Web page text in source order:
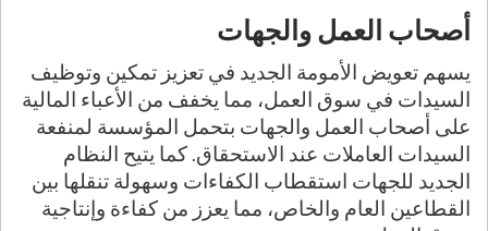
أصحاب العمل والجهات
يسهم تعويض الأمومة الجديد في تعزيز تمكين وتوظيف
السيدات في سوق العمل، مما يخفف من الأعباء المالية
على أصحاب العمل والجهات بتحمل المؤسسة لمنفعة
السيدات العاملات عند الاستحقاق. كما يتيح النظام
الجديد للجهات استقطاب الكفاءات وسهولة تنقلها بين
القطاعين العام والخاص، مما يعزز من كفاءة وإنتاجية